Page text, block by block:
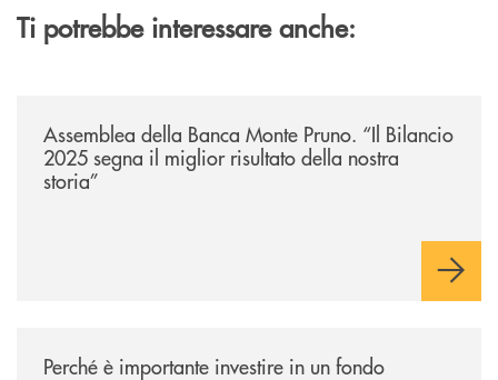
Ti potrebbe interessare anche:
Assemblea della Banca Monte Pruno. “Il Bilancio
2025 segna il miglior risultato della nostra
storia”
Perché è importante investire in un fondo